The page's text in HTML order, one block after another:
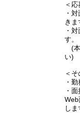
＜
・
きま
・
す。
(本
い)
＜
・
・
Web
し